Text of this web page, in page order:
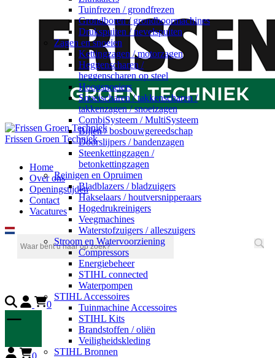
Frissen Groen Techniek
Home
Over ons
Openingstijden
Contact
Vacatures
Tuinfrezen / grondfrezen
Grondboren / grondboormachines
Drukspuiten / nevelspuiten
Zagen en snoeien
Kettingzagen / motorzagen
Heggenscharen /
heggenscharen op steel
Hoogsnoeiers
Snoeischaren / takkenscharen /
takkenzagen / snoeizagen
CombiSysteem / MultiSysteem
Bijlen / bosbouwgereedschap
Doorslijpers / bandenzagen
Steenkettingzagen /
betonkettingzagen
Reinigen en Opruimen
Bladblazers / bladzuigers
Hakselaars / houtversnipperaars
Hogedrukreinigers
Veegmachines
Waterstofzuigers / alleszuigers
Stroom en Watervoorziening
Compressors
Energiebeheer
STIHL connected
Waterpompen
STIHL Accessoires
Tuinmachine Accessoires
STIHL Kits
Brandstoffen / oliën
Veiligheidskleding
STIHL Bronnen
0
0